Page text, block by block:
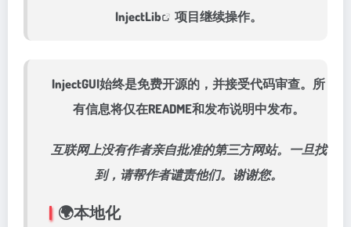
InjectLib
项目继续操作。
InjectGUI始终是免费开源的，并接受代码审查。所
有信息将仅在README和发布说明中发布。
互联网上没有作者亲自批准的第三方网站。一旦找
到，请帮作者谴责他们。谢谢您。
🌍本地化